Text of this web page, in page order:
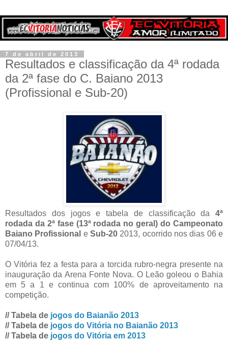
7 de abril de 2013
Resultados e classificação da 4ª rodada
da 2ª fase do C. Baiano 2013
(Profissional e Sub-20)
Resultados dos jogos e tabela de classificação da 4ª
rodada da 2ª fase (13ª rodada no geral) do Campeonato
Baiano Profissional eSub-20 2013, ocorrido nos dias 06 e
07/04/13.
O Vitória fez a festa para a torcida rubro-negra presente na
inauguração da Arena Fonte Nova. O Leão goleou o Bahia
em 5 a 1 e continua com 100% de aproveitamento na
competição.
// Tabela de jogos do Baianão 2013
// Tabela de jogos do Vitória no Baianão 2013
// Tabela de jogos do Vitória em 2013